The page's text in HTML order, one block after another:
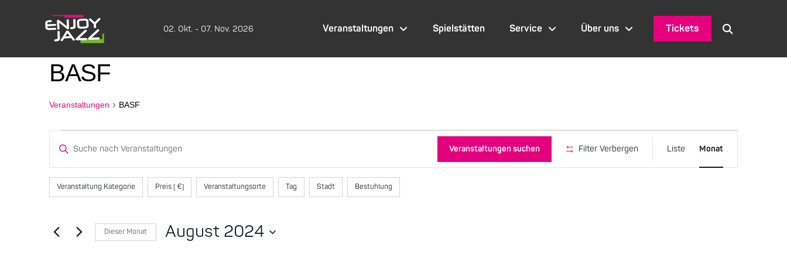
02. Okt. - 07. Nov. 2026 Veranstaltungen Spielstätten Service Über uns Tickets
BASF
Veranstaltungen BASF
Veranstaltungen
Veranstaltungen
Suche
und
Ansichten,
Bitte
eingeben.
Suche
nach
Schlüsselwort.
Veranstaltungen suchen Filter Verbergen
Ansichten-
Liste Monat
Filter
Das
Ändern
Eingabefelder
Veranstaltung Kategorie Preis ( €) Veranstaltungsorte Tag Stadt Bestuhlung
Dieser Monat August 2024